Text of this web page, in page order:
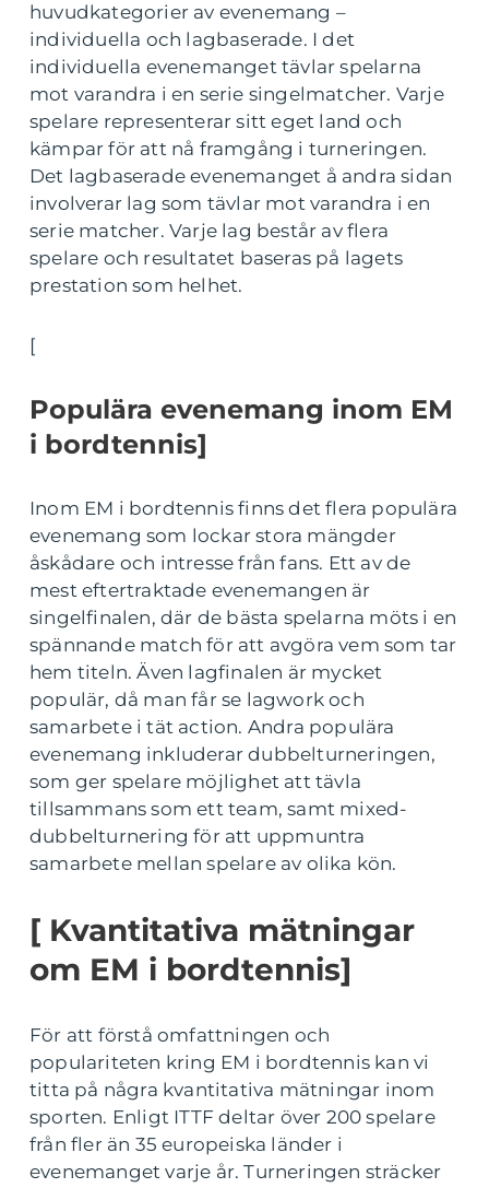
huvudkategorier av evenemang –
individuella och lagbaserade. I det
individuella evenemanget tävlar spelarna
mot varandra i en serie singelmatcher. Varje
spelare representerar sitt eget land och
kämpar för att nå framgång i turneringen.
Det lagbaserade evenemanget å andra sidan
involverar lag som tävlar mot varandra i en
serie matcher. Varje lag består av flera
spelare och resultatet baseras på lagets
prestation som helhet.
[
Populära evenemang inom EM
i bordtennis]
Inom EM i bordtennis finns det flera populära
evenemang som lockar stora mängder
åskådare och intresse från fans. Ett av de
mest eftertraktade evenemangen är
singelfinalen, där de bästa spelarna möts i en
spännande match för att avgöra vem som tar
hem titeln. Även lagfinalen är mycket
populär, då man får se lagwork och
samarbete i tät action. Andra populära
evenemang inkluderar dubbelturneringen,
som ger spelare möjlighet att tävla
tillsammans som ett team, samt mixed-
dubbelturnering för att uppmuntra
samarbete mellan spelare av olika kön.
[ Kvantitativa mätningar
om EM i bordtennis]
För att förstå omfattningen och
populariteten kring EM i bordtennis kan vi
titta på några kvantitativa mätningar inom
sporten. Enligt ITTF deltar över 200 spelare
från fler än 35 europeiska länder i
evenemanget varje år. Turneringen sträcker